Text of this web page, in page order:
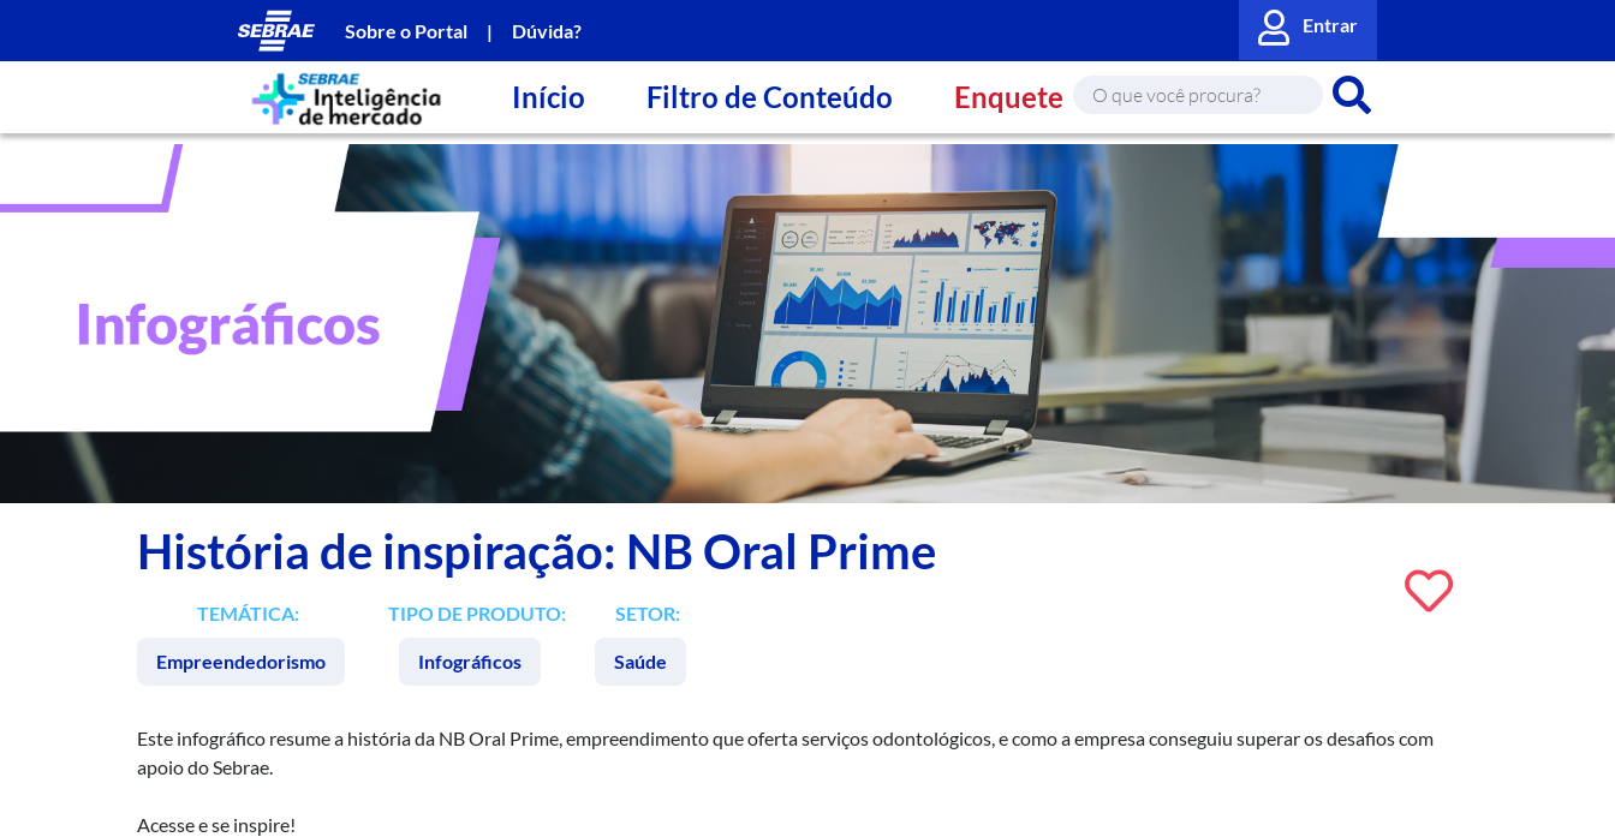
Sobre o Portal | Dúvida? Entrar
Início Filtro de Conteúdo Enquete
História de inspiração: NB Oral Prime
TEMÁTICA:
Empreendedorismo
TIPO DE PRODUTO:
Infográficos
SETOR:
Saúde
Este infográfico resume a história da NB Oral Prime, empreendimento que oferta serviços odontológicos, e como a empresa conseguiu superar os desafios com
apoio do Sebrae.
Acesse e se inspire!